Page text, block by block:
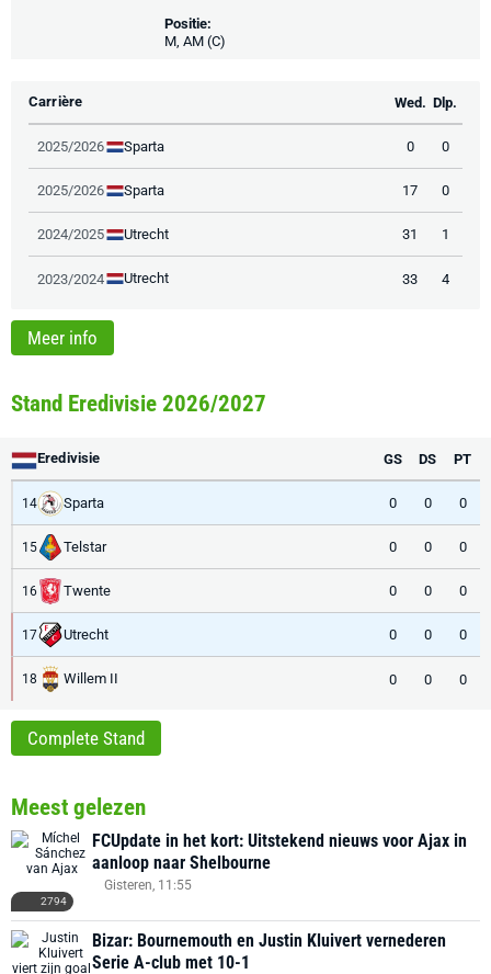
Positie:
M, AM (C)
Carrière Wed. Dlp.
2025/2026 Sparta 0 0
2025/2026 Sparta 17 0
2024/2025 Utrecht 31 1
2023/2024 Utrecht 33 4
Meer info
Stand Eredivisie 2026/2027
Eredivisie GS DS PT
14 Sparta 0 0 0
15 Telstar 0 0 0
16 Twente 0 0 0
17 Utrecht 0 0 0
18 Willem II 0 0 0
Complete Stand
Meest gelezen
2794
FCUpdate in het kort: Uitstekend nieuws voor Ajax in
aanloop naar Shelbourne
Gisteren, 11:55
Bizar: Bournemouth en Justin Kluivert vernederen
Serie A-club met 10-1